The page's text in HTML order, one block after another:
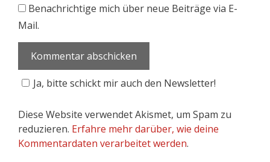
Benachrichtige mich über neue Beiträge via E-
Mail.
Ja, bitte schickt mir auch den Newsletter!
Diese Website verwendet Akismet, um Spam zu
reduzieren. Erfahre mehr darüber, wie deine
Kommentardaten verarbeitet werden.